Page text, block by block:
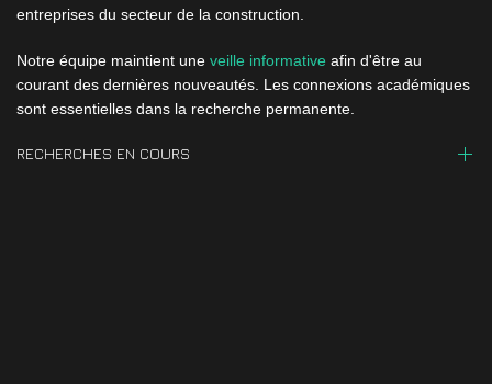
entreprises du secteur de la construction.
Notre équipe maintient une veille informative afin d'être au
courant des dernières nouveautés. Les connexions académiques
sont essentielles dans la recherche permanente.
RECHERCHES EN COURS